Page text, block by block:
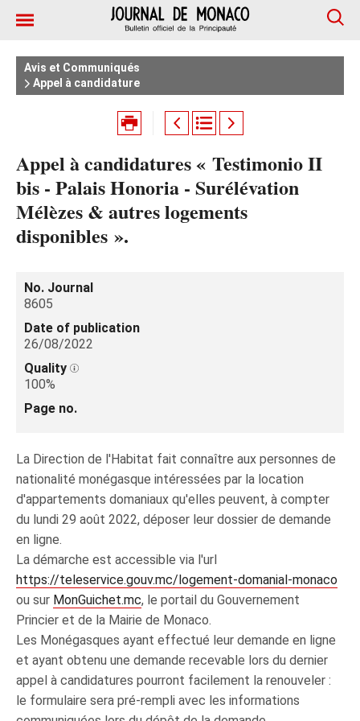
Avis et Communiqués
Appel à candidature
Appel à candidatures « Testimonio II
bis - Palais Honoria - Surélévation
Mélèzes & autres logements
disponibles ».
No. Journal
8605
Date of publication
26/08/2022
Quality
100%
Page no.
La Direction de l'Habitat fait connaître aux personnes de
nationalité monégasque intéressées par la location
d'appartements domaniaux qu'elles peuvent, à compter
du lundi 29 août 2022, déposer leur dossier de demande
en ligne.
La démarche est accessible via l'url
https://teleservice.gouv.mc/logement-domanial-monaco
ou sur MonGuichet.mc, le portail du Gouvernement
Princier et de la Mairie de Monaco.
Les Monégasques ayant effectué leur demande en ligne
et ayant obtenu une demande recevable lors du dernier
appel à candidatures pourront facilement la renouveler :
le formulaire sera pré-rempli avec les informations